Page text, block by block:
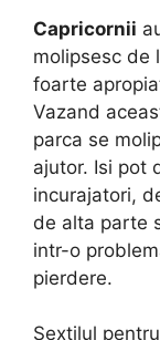
Capricornii
molipsesc de
foarte
Vazand
parca se
ajutor. Isi pot
incurajatori,
de alta parte
intr-o
pierdere.
Sextilul pentru